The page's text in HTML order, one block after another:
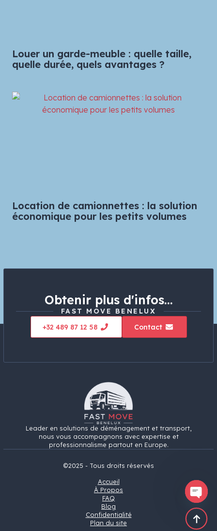
Louer un garde-meuble : quelle taille,
quelle durée, quels avantages ?
Location de camionnettes : la solution
économique pour les petits volumes
Obtenir plus d'infos...
FAST MOVE BENELUX
+32 489 87 12 58
Contact
Leader en solutions de déménagement et transport,
nous vous accompagnons avec expertise et
professionnalisme partout en Europe.
©2025 - Tous droits réservés
Accueil
À Propos
FAQ
Blog
Confidentialité
Plan du site
Open
chaty